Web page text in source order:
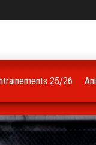
25/26